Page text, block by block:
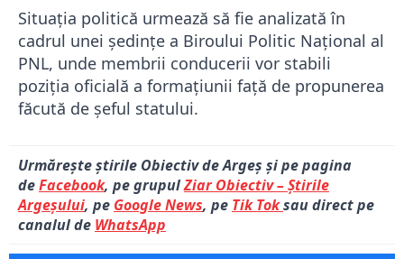
Situația politică urmează să fie analizată în
cadrul unei ședințe a Biroului Politic Național al
PNL, unde membrii conducerii vor stabili
poziția oficială a formațiunii față de propunerea
făcută de șeful statului.
Urmărește știrile Obiectiv de Argeș și pe pagina
deFacebook, pe grupulZiar Obiectiv – Știrile
Argeșului, pe Google News, pe Tik Toksau direct pe
canalul de WhatsApp